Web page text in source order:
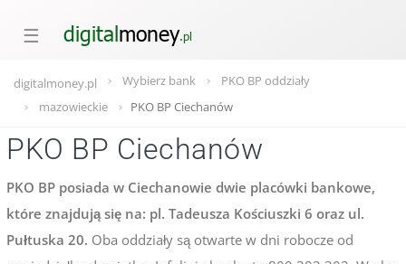
☰
digitalmoney.pl Wybierz bank
PKO BP oddziały
mazowieckie
PKO BP Ciechanów
PKO BP Ciechanów
PKO BP posiada w Ciechanowie dwie placówki bankowe,
które znajdują się na: pl. Tadeusza Kościuszki 6 oraz ul.
Pułtuska 20. Oba oddziały są otwarte w dni robocze od